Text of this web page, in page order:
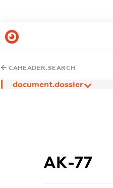
CAHEADER.SEARCH
document.dossier
АК-77